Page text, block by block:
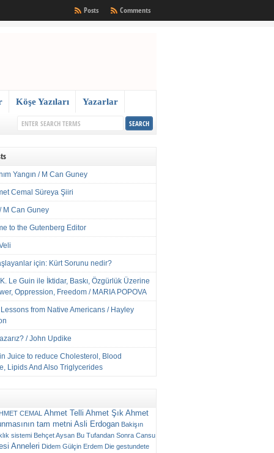
Comments
Posts
Köşe Yazıları Yazarlar
Yangın / M Can Guney
Cemal Süreya Şiiri
M Can Guney
to the Gutenberg Editor
için: Kürt Sorunu nedir?
Le Guin ile İktidar, Baskı, Özgürlük Üzerine
Oppression, Freedom / MARIA POPOVA
from Native Americans / Hayley
/ John Updike
Juice to reduce Cholesterol, Blood
Lipids And Also Triglycerides
CEMAL Ahmet Telli Ahmet Şık Ahmet
tam metni Asli Erdogan Bakişın
sistemi Behçet Aysan Bu Tufandan Sonra Cansu
Anneleri Didem Gülçin Erdem Die gestundete